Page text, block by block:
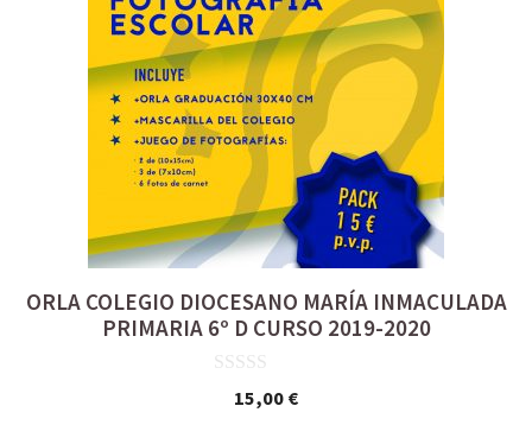
ORLA COLEGIO DIOCESANO MARÍA INMACULADA
PRIMARIA 6º D CURSO 2019-2020
15,00 €